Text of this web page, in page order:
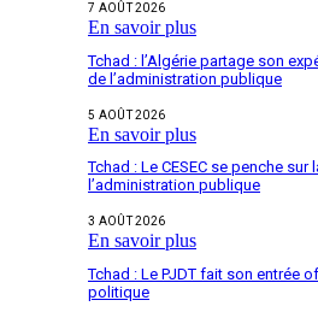
7 AOÛT 2026
En savoir plus
Tchad : l’Algérie partage son
de l’administration publique
5 AOÛT 2026
En savoir plus
Tchad : Le CESEC se penche
l’administration publique
3 AOÛT 2026
En savoir plus
Tchad : Le PJDT fait son entrée
politique